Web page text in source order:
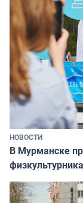
НОВОСТИ
В Мурманске
физкультурника